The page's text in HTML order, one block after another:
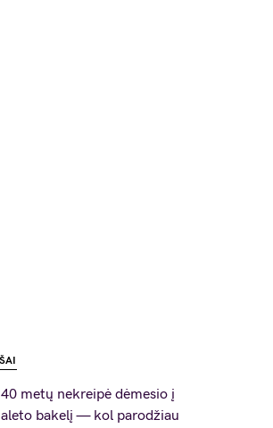
metų nekreipė dėmesio į
bakelį — kol parodžiau